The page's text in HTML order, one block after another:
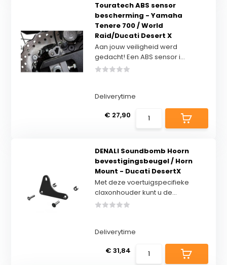
Touratech ABS sensor
bescherming - Yamaha
Tenere 700 / World
Raid/Ducati Desert X
Aan jouw veiligheid werd
gedacht! Een ABS sensor i...
Deliverytime
€ 27,90
DENALI Soundbomb Hoorn
bevestigingsbeugel / Horn
Mount - Ducati DesertX
Met deze voertuigspecifieke
claxonhouder kunt u de...
Deliverytime
€ 31,84